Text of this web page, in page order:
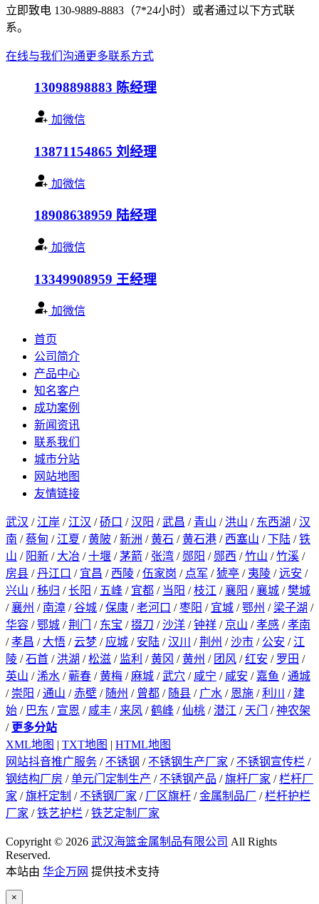
立即致电 130-9889-8883（7*24小时）或者通过以下方式联
系。
在线与我们沟通更多联系方式
13098898883 陈经理
加微信
13871154865 刘经理
加微信
18908638959 陆经理
加微信
13349908959 王经理
加微信
首页
公司简介
产品中心
知名客户
成功案例
新闻资讯
联系我们
城市分站
网站地图
友情链接
武汉 / 江岸 / 江汉 /硚口 /汉阳 /武昌 / 青山 / 洪山 / 东西湖 /汉
南 /蔡甸 / 江夏 /黄陂 /新洲 /黄石 /黄石港 / 西塞山 /下陆 /铁
山 / 阳新 / 大冶 /十堰 /茅箭 / 张湾 / 郧阳 / 郧西 /竹山 /竹溪 /
房县 /丹江口 / 宜昌 / 西陵 /伍家岗 / 点军 /猇亭 / 夷陵 /远安 /
兴山 /秭归 /长阳 / 五峰 / 宜都 / 当阳 /枝江 /襄阳 /襄城 /樊城
/襄州 / 南漳 /谷城 /保康 /老河口 /枣阳 / 宜城 /鄂州 / 梁子湖 /
华容 /鄂城 /荆门 / 东宝 /掇刀 /沙洋 /钟祥 / 京山 /孝感 /孝南
/孝昌 / 大悟 /云梦 / 应城 / 安陆 /汉川 /荆州 /沙市 / 公安 / 江
陵 /石首 / 洪湖 /松滋 / 监利 /黄冈 /黄州 / 团风 /红安 / 罗田 /
英山 /浠水 /蕲春 /黄梅 /麻城 /武穴 / 咸宁 / 咸安 / 嘉鱼 /通城
/ 崇阳 /通山 /赤壁 / 随州 / 曾都 / 随县 / 广水 / 恩施 /利川 / 建
始 / 巴东 / 宣恩 / 咸丰 / 来凤 /鹤峰 /仙桃 /潜江 / 天门 /神农架
/ 更多分站
XML地图 | TXT地图 | HTML地图
网站抖音推广服务 / 不锈钢 / 不锈钢生产厂家 / 不锈钢宣传栏 /
钢结构厂房 /单元门定制生产 / 不锈钢产品 /旗杆厂家 /栏杆厂
家 /旗杆定制 / 不锈钢厂家 / 厂区旗杆 /金属制品厂 /栏杆护栏
厂家 /铁艺护栏 /铁艺定制厂家
Copyright © 2026 武汉海篮金属制品有限公司 All Rights
Reserved.
本站由 华企万网 提供技术支持
×